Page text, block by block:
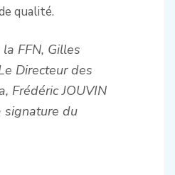
qualité.
FFN, Gilles
Directeur des
Frédéric JOUVIN
signature du